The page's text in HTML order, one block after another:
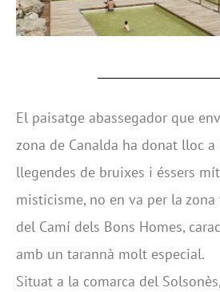
El paisatge abassegador que
zona de Canalda ha donat lloc a
llegendes de bruixes i éssers
misticisme, no en va per la
del Camí dels Bons Homes,
amb un tarannà molt especial.
Situat a la comarca del